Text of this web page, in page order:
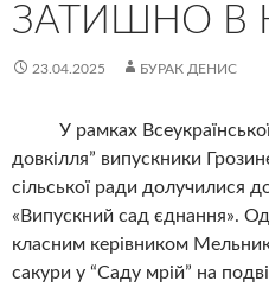
ЗАТИШНО В
23.04.2025 БУРАК ДЕНИС
У рамках Всеукраїнської
довкілля” випускники
сільської ради долучилися до
«Випускний сад єднання».
класним керівником
сакури у “Саду мрій” на